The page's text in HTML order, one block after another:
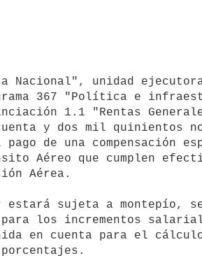
367 "Política e
1.1 "Rentas
y dos mil quinientos
de una compensación
Aéreo que cumplen
Aérea.
los incrementos
en cuenta para el